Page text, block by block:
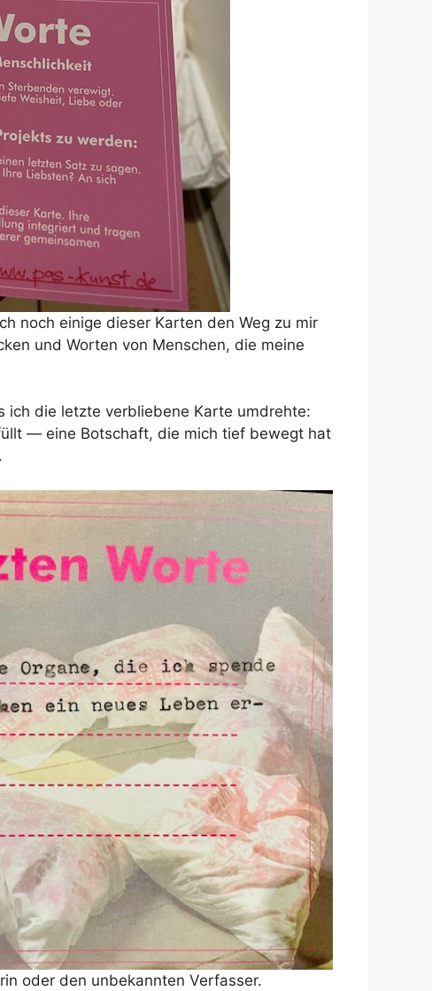
noch einige dieser Karten den Weg zu mir
und Worten von Menschen, die meine
ich die letzte verbliebene Karte umdrehte:
— eine Botschaft, die mich tief bewegt hat
oder den unbekannten Verfasser.